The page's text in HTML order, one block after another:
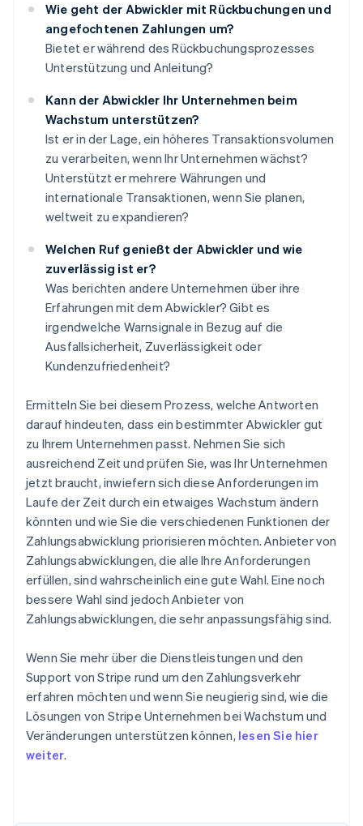
Wie geht der Abwickler mit Rückbuchungen und
angefochtenen Zahlungen um?
Bietet er während des Rückbuchungsprozesses
Unterstützung und Anleitung?
Kann der Abwickler Ihr Unternehmen beim
Wachstum unterstützen?
Ist er in der Lage, ein höheres Transaktionsvolumen
zu verarbeiten, wenn Ihr Unternehmen wächst?
Unterstützt er mehrere Währungen und
internationale Transaktionen, wenn Sie planen,
weltweit zu expandieren?
Welchen Ruf genießt der Abwickler und wie
zuverlässig ist er?
Was berichten andere Unternehmen über ihre
Erfahrungen mit dem Abwickler? Gibt es
irgendwelche Warnsignale in Bezug auf die
Ausfallsicherheit, Zuverlässigkeit oder
Kundenzufriedenheit?
Ermitteln Sie bei diesem Prozess, welche Antworten
darauf hindeuten, dass ein bestimmter Abwickler gut
zu Ihrem Unternehmen passt. Nehmen Sie sich
ausreichend Zeit und prüfen Sie, was Ihr Unternehmen
jetzt braucht, inwiefern sich diese Anforderungen im
Laufe der Zeit durch ein etwaiges Wachstum ändern
könnten und wie Sie die verschiedenen Funktionen der
Zahlungsabwicklung priorisieren möchten. Anbieter von
Zahlungsabwicklungen, die alle Ihre Anforderungen
erfüllen, sind wahrscheinlich eine gute Wahl. Eine noch
bessere Wahl sind jedoch Anbieter von
Zahlungsabwicklungen, die sehr anpassungsfähig sind.
Wenn Sie mehr über die Dienstleistungen und den
Support von Stripe rund um den Zahlungsverkehr
erfahren möchten und wenn Sie neugierig sind, wie die
Lösungen von Stripe Unternehmen bei Wachstum und
Veränderungen unterstützen können, lesen Sie hier
weiter.